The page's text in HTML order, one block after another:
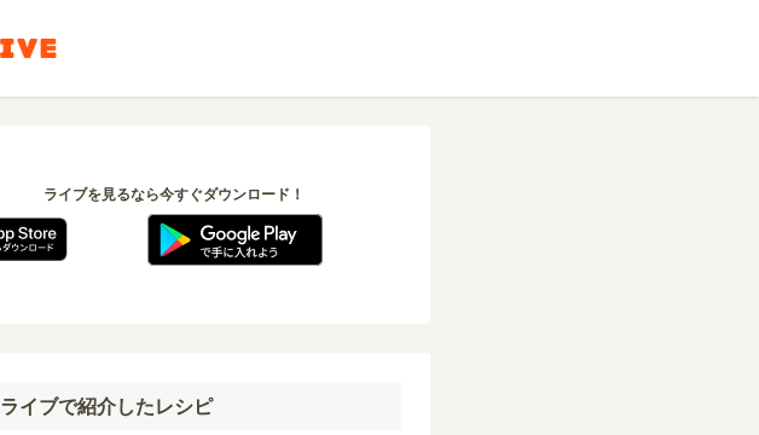
ライブを見るなら今すぐダウンロード！
ライブで紹介したレシピ